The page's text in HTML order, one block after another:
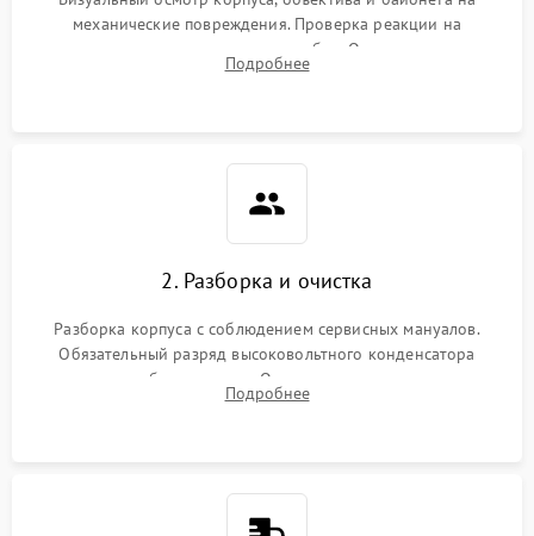
механические повреждения. Проверка реакции на
включение, считывание кодов ошибок. Оценка состояния
матрицы и затвора, проверка работы автофокуса и вспышки.
Подробнее
2. Разборка и очистка
Разборка корпуса с соблюдением сервисных мануалов.
Обязательный разряд высоковольтного конденсатора
вспышки для безопасности. Очистка внутренних узлов от
пыли, песка и следов влаги с помощью спецсредств.
Подробнее